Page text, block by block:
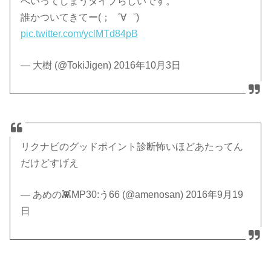
誰かついてきてー(；゜∀゜)
pic.twitter.com/yclMTd84pB
— 大樹 (@TokiJigen) 2016年10月3日
リクナビのグッドポイント診断怖いほどあたってん
だけどすげえ
— あめの👾MP30:う66 (@amenosan) 2016年9月19
日